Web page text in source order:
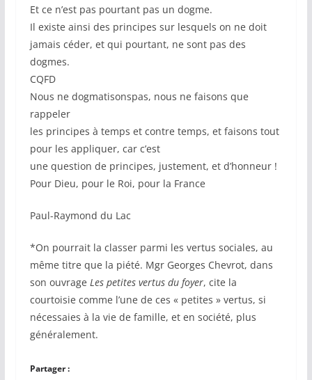
Et ce n’est pas pourtant pas un dogme.
Il existe ainsi des principes sur lesquels on ne doit
jamais céder, et qui pourtant, ne sont pas des
dogmes.
CQFD
Nous ne dogmatisonspas, nous ne faisons que
rappeler
les principes à temps et contre temps, et faisons tout
pour les appliquer, car c’est
une question de principes, justement, et d’honneur !
Pour Dieu, pour le Roi, pour la France
Paul-Raymond du Lac
*On pourrait la classer parmi les vertus sociales, au
même titre que la piété. Mgr Georges Chevrot, dans
son ouvrage Les petites vertus du foyer, cite la
courtoisie comme l’une de ces « petites » vertus, si
nécessaies à la vie de famille, et en société, plus
généralement.
Partager :